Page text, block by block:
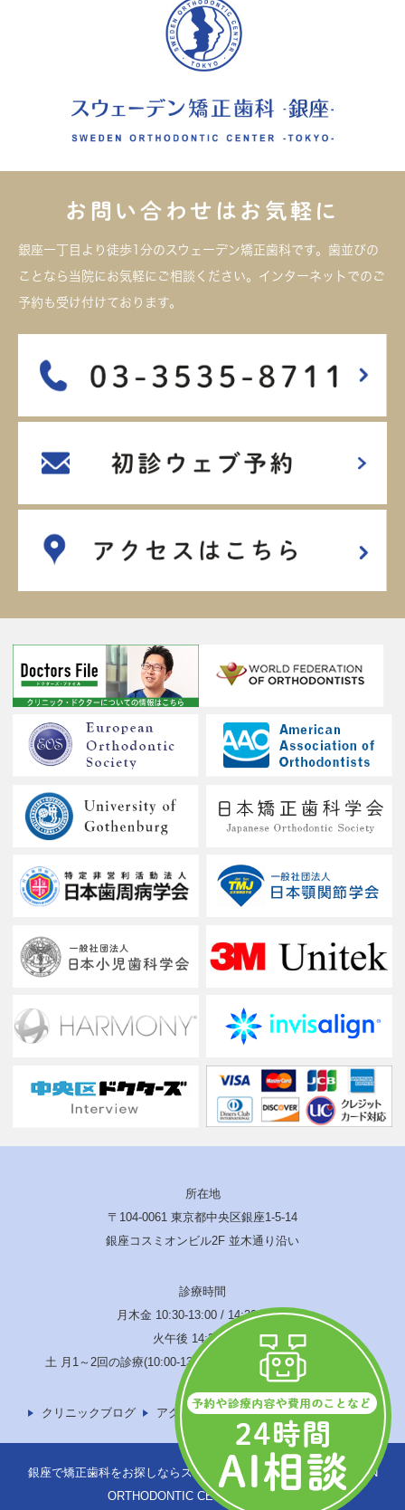
お問い合わせはお気軽に
銀座一丁目より徒歩1分のスウェーデン矯正歯科です。歯並びの
ことなら当院にお気軽にご相談ください。インターネットでのご
予約も受け付けております。
所在地
〒104-0061 東京都中央区銀座1-5-14
銀座コスミオンビル2F 並木通り沿い
診療時間
月木金 10:30-13:00 / 14:30-19:00
火午後 14:30-17:00
土 月1～2回の診療(10:00-13:00 / 14:00-17:00) 水･日･祝休診
クリニックブログ アクセス サイトマップ
銀座で矯正歯科をお探しならスウェーデン矯正歯科へ © SWEDEN
ORTHODONTIC CENTER -TOKYO-